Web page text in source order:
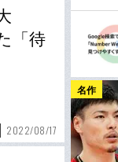
「待
2022/08/17
名作